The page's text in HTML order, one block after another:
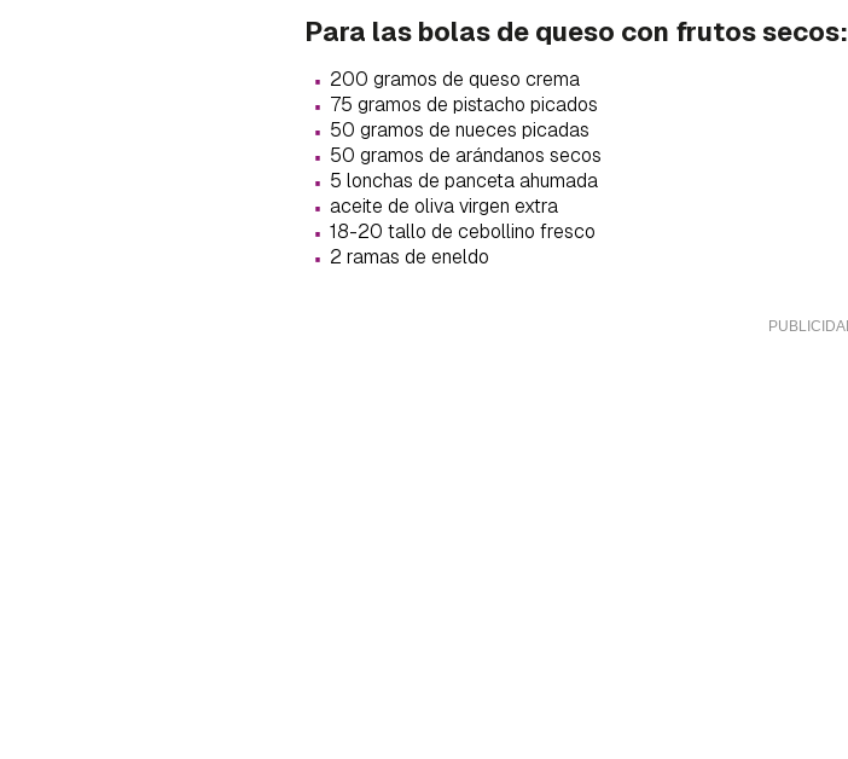
Para las bolas de queso con frutos secos:
· 200 gramos de queso crema
· 75 gramos de pistacho picados
· 50 gramos de nueces picadas
· 50 gramos de arándanos secos
· 5 lonchas de panceta ahumada
· aceite de oliva virgen extra
· 18-20 tallo de cebollino fresco
· 2 ramas de eneldo